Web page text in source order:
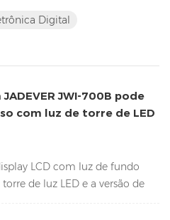
A função ACAI resulta e...
Digital
JWI-700B pode
com luz de torre de LED
LCD com luz de fundo
de luz LED e a versão de